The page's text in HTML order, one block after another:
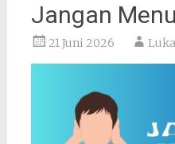
Jangan
21 Juni 2026